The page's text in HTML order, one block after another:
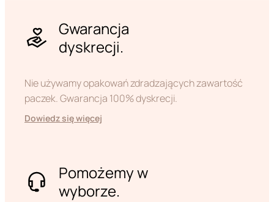
Gwarancja
dyskrecji.
Nie używamy opakowań zdradzających zawartość
paczek. Gwarancja 100% dyskrecji.
Dowiedz się więcej
Pomożemy w
wyborze.